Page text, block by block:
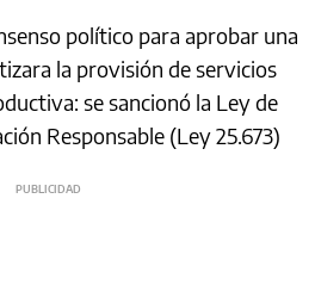
político para aprobar una
la provisión de servicios
se sancionó la Ley de
Responsable (Ley 25.673)